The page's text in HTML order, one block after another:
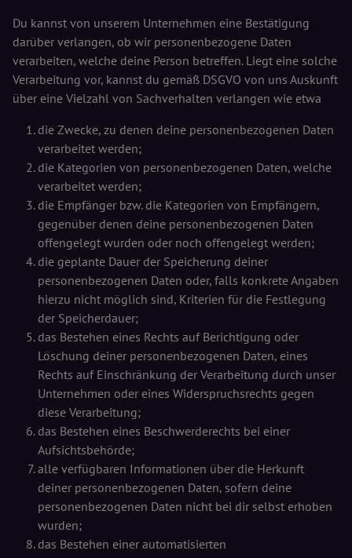
Du kannst von unserem Unternehmen eine Bestätigung
darüber verlangen, ob wir personenbezogene Daten
verarbeiten, welche deine Person betreffen. Liegt eine solche
Verarbeitung vor, kannst du gemäß DSGVO von uns Auskunft
über eine Vielzahl von Sachverhalten verlangen wie etwa
die Zwecke, zu denen deine personenbezogenen Daten
verarbeitet werden;
die Kategorien von personenbezogenen Daten, welche
verarbeitet werden;
die Empfänger bzw. die Kategorien von Empfängern,
gegenüber denen deine personenbezogenen Daten
offengelegt wurden oder noch offengelegt werden;
die geplante Dauer der Speicherung deiner
personenbezogenen Daten oder, falls konkrete Angaben
hierzu nicht möglich sind, Kriterien für die Festlegung
der Speicherdauer;
das Bestehen eines Rechts auf Berichtigung oder
Löschung deiner personenbezogenen Daten, eines
Rechts auf Einschränkung der Verarbeitung durch unser
Unternehmen oder eines Widerspruchsrechts gegen
diese Verarbeitung;
das Bestehen eines Beschwerderechts bei einer
Aufsichtsbehörde;
alle verfügbaren Informationen über die Herkunft
deiner personenbezogenen Daten, sofern deine
personenbezogenen Daten nicht bei dir selbst erhoben
wurden;
das Bestehen einer automatisierten